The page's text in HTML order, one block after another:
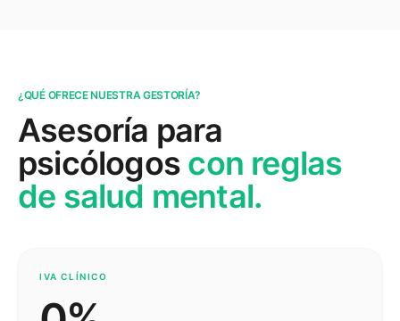
¿QUÉ OFRECE NUESTRA GESTORÍA?
Asesoría para
psicólogos con reglas
de salud mental.
IVA CLÍNICO